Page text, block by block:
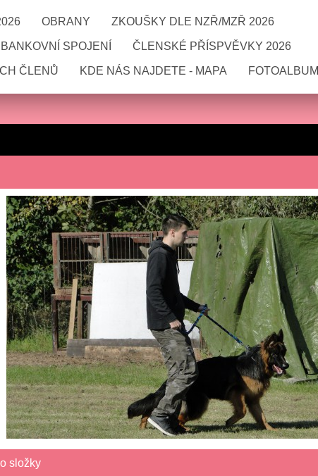
OBRANY ZKOUŠKY DLE NZŘ/MZŘ 2026
SPOJENÍ ČLENSKÉ PŘÍSPVĚVKY 2026
ČLENŮ KDE NÁS NAJDETE - MAPA FOTOALBUM
složky